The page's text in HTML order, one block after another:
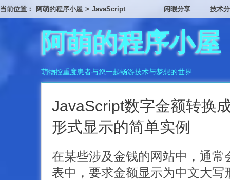
闲暇分享 技术
当前位置： 阿萌的程序小屋 > JavaScript
阿萌的程序小屋
萌物控重度患者与您一起畅游技术与梦想的世界
JavaScript数字金额转换
形式显示的简单实例
在某些涉及金钱的网站中，通常
表中，要求金额显示为中文大写